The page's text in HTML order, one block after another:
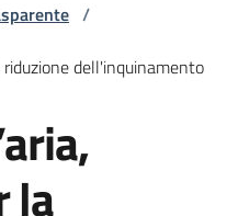
/
dell'inquinamento
la